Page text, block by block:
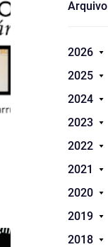
Arquivo
2026
2025
2024
2023
2022
2021
2020
2019
2018